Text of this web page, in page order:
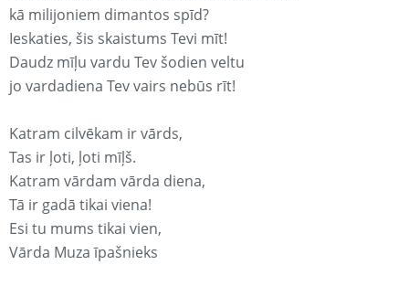
kā milijoniem dimantos spīd?
Ieskaties, šis skaistums Tevi mīt!
Daudz mīļu vardu Tev šodien veltu
jo vardadiena Tev vairs nebūs rīt!
Katram cilvēkam ir vārds,
Tas ir ļoti, ļoti mīļš.
Katram vārdam vārda diena,
Tā ir gadā tikai viena!
Esi tu mums tikai vien,
Vārda Muza īpašnieks